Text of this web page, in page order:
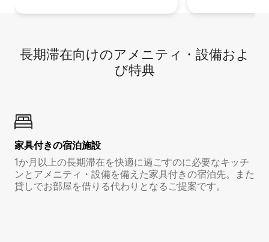
長期滞在向け⁠のア⁠メ⁠ニ⁠テ⁠ィ⁠・設⁠備⁠およ
び特⁠典
家具付き⁠の宿⁠泊⁠施⁠設
1か月以上の長期滞在を快適に過ごすのに必要なキッチ
ンとアメニティ・設備を備えた家具付きの宿泊先。また
貸しでお部屋を借りる代わりとなるご提案です。